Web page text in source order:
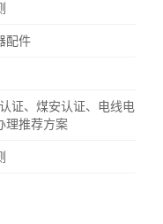
配件
证、煤安认证、电线电
理推荐方案